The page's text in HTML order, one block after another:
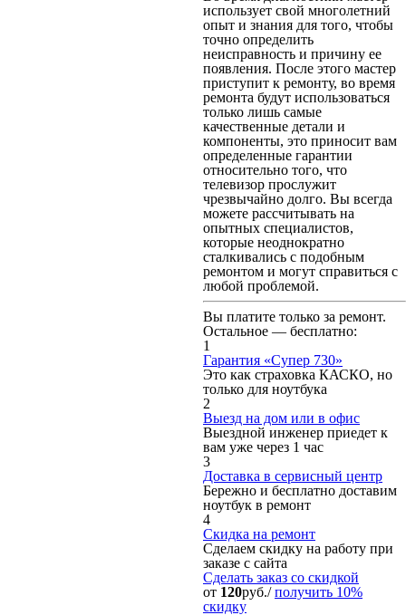
использует свой многолетний
опыт и знания для того, чтобы
точно определить
неисправность и причину ее
появления. После этого мастер
приступит к ремонту, во время
ремонта будут использоваться
только лишь самые
качественные детали и
компоненты, это приносит вам
определенные гарантии
относительно того, что
телевизор прослужит
чрезвычайно долго. Вы всегда
можете рассчитывать на
опытных специалистов,
которые неоднократно
сталкивались с подобным
ремонтом и могут справиться с
любой проблемой.
Вы платите только за ремонт.
Остальное — бесплатно:
1
Гарантия «Супер 730»
Это как страховка КАСКО, но
только для ноутбука
2
Выезд на дом или в офис
Выездной инженер приедет к
вам уже через 1 час
3
Доставка в сервисный центр
Бережно и бесплатно доставим
ноутбук в ремонт
4
Скидка на ремонт
Сделаем скидку на работу при
заказе с сайта
Сделать заказ со скидкой
от 120руб./получить 10%
скидку